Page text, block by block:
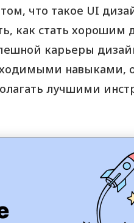
том, что такое UI
как стать хорошим
карьеры
навыками,
лучшими